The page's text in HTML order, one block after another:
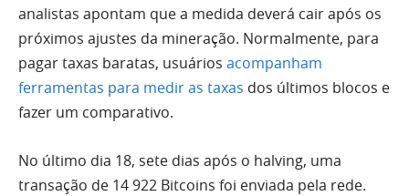
analistas apontam que a medida deverá cair após os
próximos ajustes da mineração. Normalmente, para
pagar taxas baratas, usuários acompanham
ferramentas para medir as taxas dos últimos blocos e
fazer um comparativo.
No último dia 18, sete dias após o halving, uma
transação de 14 922 Bitcoins foi enviada pela rede.